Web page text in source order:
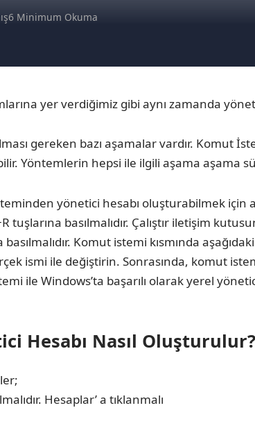
6 Minimum Okuma
yer verdiğimiz gibi aynı zamanda
gereken bazı aşamalar vardır. Komut
Yöntemlerin hepsi ile ilgili aşama aşama
yönetici hesabı oluşturabilmek için
basılmalıdır. Çalıştır iletişim
Komut istemi kısmında
ismi ile değiştirin. Sonrasında, komut
ile Windows’ta başarılı olarak yerel
Hesabı Nasıl Oluşturulur?
Hesaplar’ a tıklanmalı